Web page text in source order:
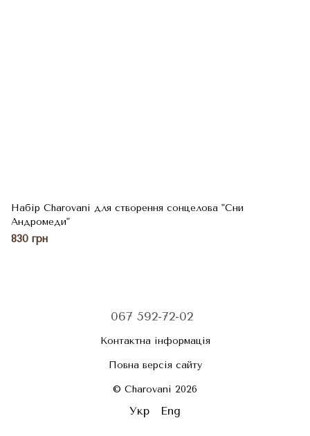
Набір Charovani для створення сонцелова "Сни
Андромеди"
830 грн
067 592-72-02
Контактна інформація
Повна версія сайту
© Charovani 2026
Укр Eng